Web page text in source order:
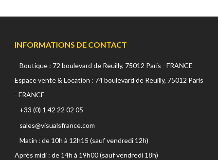
INFORMATIONS DE CONTACT
Boutique : 72 boulevard de Reuilly, 75012 Paris - FRANCE
Espace vente & Location : 74 boulevard de Reuilly, 75012 Paris
- FRANCE
+33 (0) 1 42 22 02 05
sales@visualsfrance.com
Matin : de 10h à 12h15 (sauf vendredi 12h)
Après midi : de 14h à 19h00 (sauf vendredi 18h)